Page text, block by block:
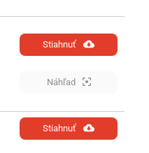
Stiahnuť
Náhľad
Stiahnuť